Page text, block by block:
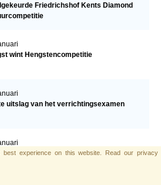
Friedrichshof Kents Diamond
wint Hengstencompetitie
uitslag van het verrichtingsexamen
NRPS verrichtingsonderzoek
experience on this website. Read our privacy